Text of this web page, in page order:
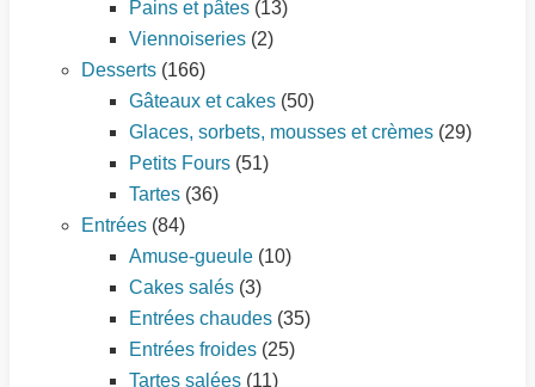
Pains et pâtes (13)
Viennoiseries (2)
Desserts (166)
Gâteaux et cakes (50)
Glaces, sorbets, mousses et crèmes (29)
Petits Fours (51)
Tartes (36)
Entrées (84)
Amuse-gueule (10)
Cakes salés (3)
Entrées chaudes (35)
Entrées froides (25)
Tartes salées (11)